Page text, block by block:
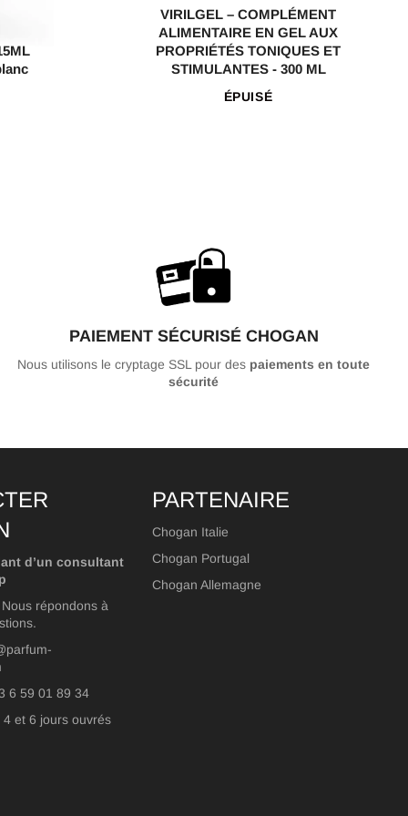
VIRILGEL – COMPLÉMENT
ALIMENTAIRE EN GEL AUX
PROPRIÉTÉS TONIQUES ET
STIMULANTES - 300 ML
ÉPUISÉ
PAIEMENT SÉCURISÉ CHOGAN
Nous utilisons le cryptage SSL pour des paiements en toute
sécurité
d’un consultant
répondons à
6 59 01 89 34
et 6 jours ouvrés
PARTENAIRE
Chogan Italie
Chogan Portugal
Chogan Allemagne